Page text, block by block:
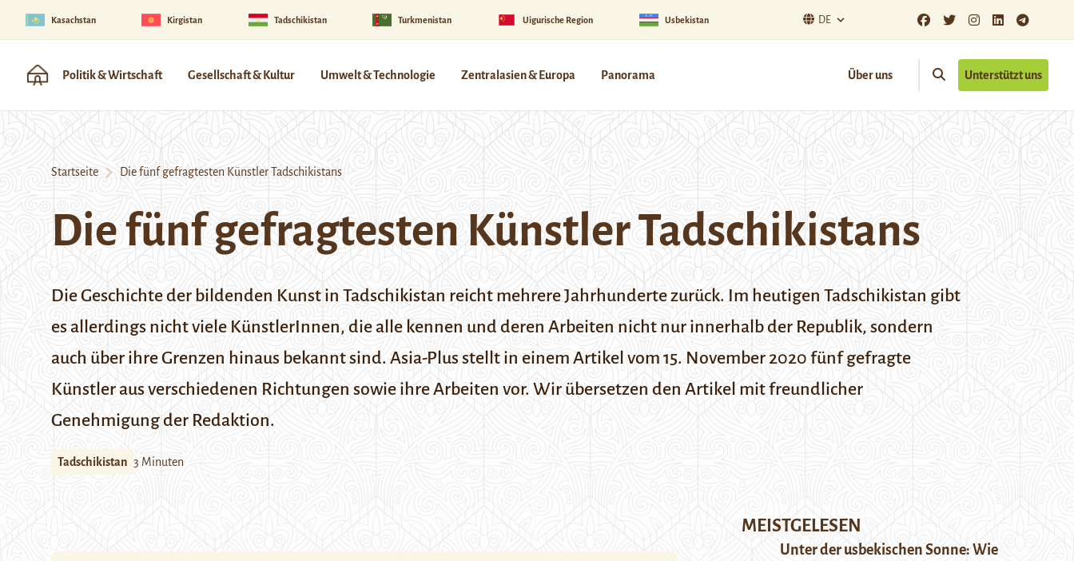
Kasachstan Kirgistan Tadschikistan Turkmenistan Uigurische Region Usbekistan DE
Politik & Wirtschaft Gesellschaft & Kultur Umwelt & Technologie Zentralasien & Europa Panorama Über uns Unterstützt uns
Startseite Die fünf gefragtesten Künstler Tadschikistans
Die fünf gefragtesten Künstler Tadschikistans
Die Geschichte der bildenden Kunst in Tadschikistan reicht mehrere Jahrhunderte zurück. Im heutigen Tadschikistan gibt
es allerdings nicht viele KünstlerInnen, die alle kennen und deren Arbeiten nicht nur innerhalb der Republik, sondern
auch über ihre Grenzen hinaus bekannt sind. Asia-Plusstellt in einem Artikel vom 15. November 2020 fünf gefragte
Künstler aus verschiedenen Richtungen sowie ihre Arbeiten vor. Wir übersetzen den Artikel mit freundlicher
Genehmigung der Redaktion.
Tadschikistan 3 Minuten
MEISTGELESEN
Unter der usbekischen Sonne: Wie